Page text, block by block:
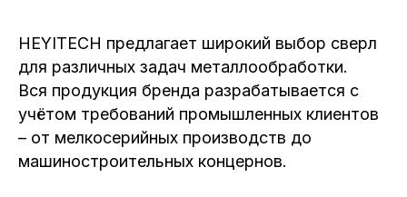
HEYITECH предлагает широкий выбор сверл
для различных задач металлообработки.
Вся продукция бренда разрабатывается с
учётом требований промышленных клиентов
– от мелкосерийных производств до
машиностроительных концернов.